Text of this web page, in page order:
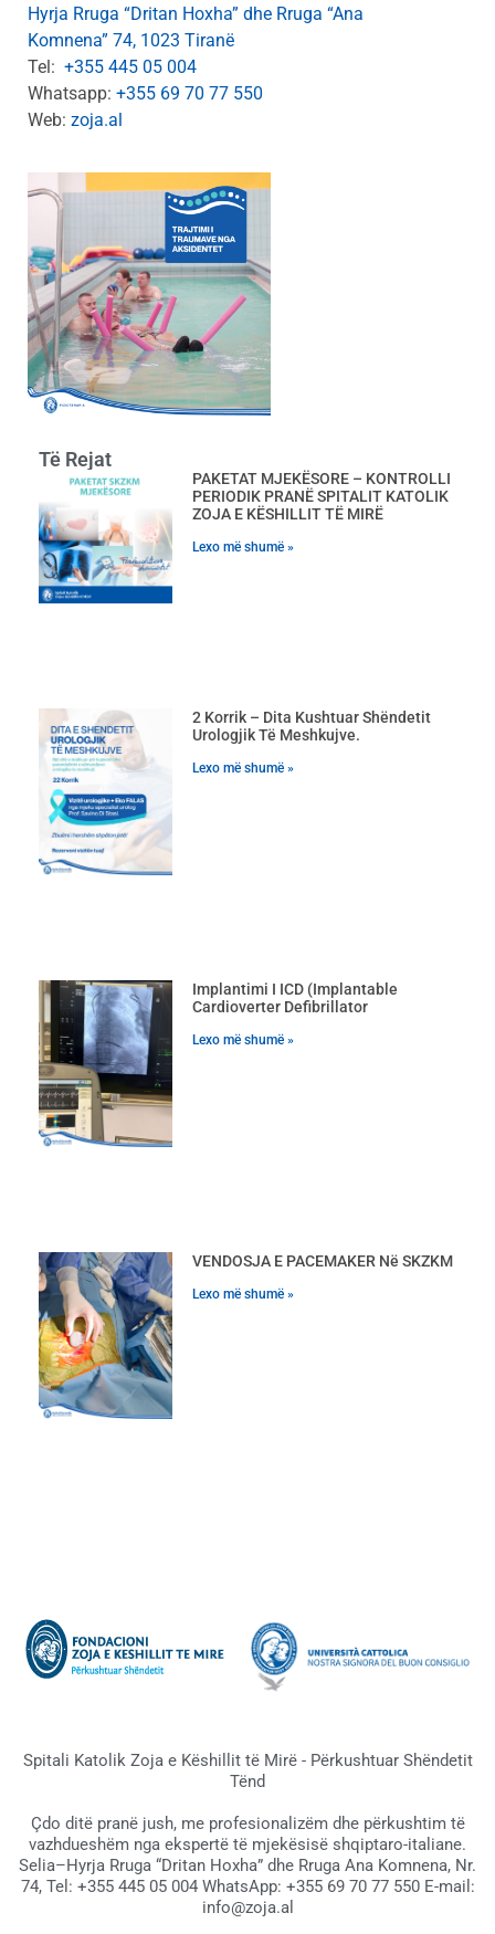
Hyrja Rruga “Dritan Hoxha” dhe Rruga “Ana
Komnena” 74, 1023 Tiranë
Tel: +355 445 05 004
Whatsapp: +355 69 70 77 550
Web: zoja.al
Të Rejat
PAKETAT MJEKËSORE – KONTROLLI
PERIODIK PRANË SPITALIT KATOLIK
ZOJA E KËSHILLIT TË MIRË
Lexo më shumë »
2 Korrik – Dita Kushtuar Shëndetit
Urologjik Të Meshkujve.
Lexo më shumë »
Implantimi I ICD (Implantable
Cardioverter Defibrillator
Lexo më shumë »
VENDOSJA E PACEMAKER Në SKZKM
Lexo më shumë »
Spitali Katolik Zoja e Këshillit të Mirë - Përkushtuar Shëndetit
Tënd
Çdo ditë pranë jush, me profesionalizëm dhe përkushtim të
vazhdueshëm nga ekspertë të mjekësisë shqiptaro-italiane.
Selia–Hyrja Rruga “Dritan Hoxha” dhe Rruga Ana Komnena, Nr.
74, Tel: +355 445 05 004 WhatsApp: +355 69 70 77 550 E-mail:
info@zoja.al